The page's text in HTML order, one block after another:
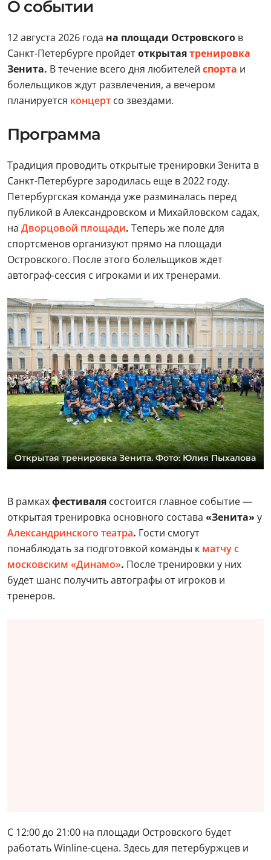
О событии
12 августа 2026 года на площади Островского в
Санкт-Петербурге пройдетоткрытаятренировка
Зенита. В течение всего дня любителей спорта и
болельщиков ждут развлечения, а вечером
планируется концерт со звездами.
Программа
Традиция проводить открытые тренировки Зенита в
Санкт-Петербурге зародилась еще в 2022 году.
Петербургская команда уже разминалась перед
публикой в Александровском и Михайловском садах,
на Дворцовой площади. Теперь же поле для
спортсменов организуют прямо на площади
Островского. После этого болельщиков ждет
автограф-сессия с игроками и их тренерами.
Открытая тренировка Зенита. Фото: Юлия Пыхалова
В рамкахфестиваля состоится главное событие —
открытая тренировка основного состава «Зенита» у
Александринского театра. Гости смогут
понаблюдать за подготовкой команды к матчу с
московским «Динамо». После тренировки у них
будет шанс получить автографы от игроков и
тренеров.
С 12:00 до 21:00 на площади Островского будет
работать Winline-сцена. Здесь для петербуржцев и